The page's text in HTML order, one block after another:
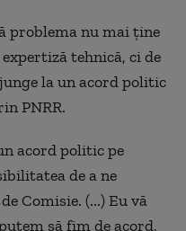
problema nu mai ține
tehnică, ci de
la un acord politic
PNRR.
acord politic pe
de a ne
Comisie. (...) Eu vă
să fim de acord,